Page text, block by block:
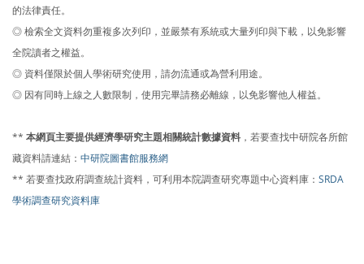
的法律責任。
◎ 檢索全文資料勿重複多次列印，並嚴禁有系統或大量列印與下載，以免影響
全院讀者之權益。
◎ 資料僅限於個人學術研究使用，請勿流通或為營利用途。
◎ 因有同時上線之人數限制，使用完畢請務必離線，以免影響他人權益。
** 本網頁主要提供經濟學研究主題相關統計數據資料 ，若要查找中研院各所館
藏資料請連結： 中研院圖書館服務網
** 若要查找政府調查統計資料，可利用本院調查研究專題中心資料庫： SRDA
學術調查研究資料庫